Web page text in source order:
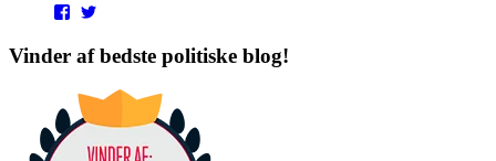
View
profile
on
profile
on
Vinder af bedste politiske blog!